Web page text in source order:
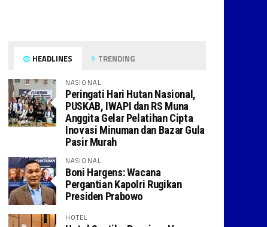
HEADLINES TRENDING
NASIONAL
Peringati Hari Hutan Nasional,
PUSKAB, IWAPI dan RS Muna
Anggita Gelar Pelatihan Cipta
Inovasi Minuman dan Bazar Gula
Pasir Murah
NASIONAL
Boni Hargens: Wacana
Pergantian Kapolri Rugikan
Presiden Prabowo
HOTEL